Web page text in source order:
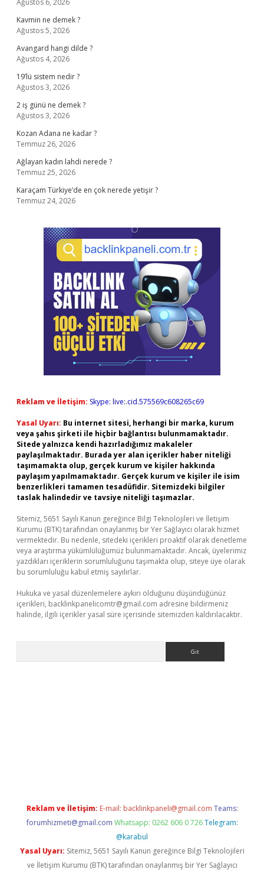
Ağustos 6, 2026
Kavmin ne demek ?
Ağustos 5, 2026
Avangard hangi dilde ?
Ağustos 4, 2026
19’lü sistem nedir ?
Ağustos 3, 2026
2 iş günü ne demek ?
Ağustos 3, 2026
Kozan Adana ne kadar ?
Temmuz 26, 2026
Ağlayan kadın lahdi nerede ?
Temmuz 25, 2026
Karaçam Türkiye’de en çok nerede yetişir ?
Temmuz 24, 2026
Reklam ve İletişim: Skype: live:.cid.575569c608265c69
Yasal Uyarı: Bu internet sitesi, herhangi bir marka, kurum
veya şahıs şirketi ile hiçbir bağlantısı bulunmamaktadır.
Sitede yalnızca kendi hazırladığımız makaleler
paylaşılmaktadır. Burada yer alan içerikler haber niteliği
taşımamakta olup, gerçek kurum ve kişiler hakkında
paylaşım yapılmamaktadır. Gerçek kurum ve kişiler ile isim
benzerlikleri tamamen tesadüfidir. Sitemizdeki bilgiler
taslak halindedir ve tavsiye niteliği taşımazlar.
Sitemiz, 5651 Sayılı Kanun gereğince Bilgi Teknolojileri ve İletişim
Kurumu (BTK) tarafından onaylanmış bir Yer Sağlayıcı olarak hizmet
vermektedir. Bu nedenle, sitedeki içerikleri proaktif olarak denetleme
veya araştırma yükümlülüğümüz bulunmamaktadır. Ancak, üyelerimiz
yazdıkları içeriklerin sorumluluğunu taşımakta olup, siteye üye olarak
bu sorumluluğu kabul etmiş sayılırlar.
Hukuka ve yasal düzenlemelere aykırı olduğunu düşündüğünüz
içerikleri, backlinkpanelicomtr@gmail.com adresine bildirmeniz
halinde, ilgili içerikler yasal süre içerisinde sitemizden kaldırılacaktır.
Reklam ve İletişim: E-mail: backlinkpaneli@gmail.com Teams:
forumhizmeti@gmail.com Whatsapp: 0262 606 0 726 Telegram:
@karabul
Yasal Uyarı: Sitemiz, 5651 Sayılı Kanun gereğince Bilgi Teknolojileri
ve İletişim Kurumu (BTK) tarafından onaylanmış bir Yer Sağlayıcı